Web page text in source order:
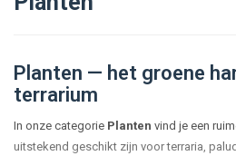
Planten — het groene
terrarium
In onze categorie Planten vind je een
uitstekend geschikt zijn voor terraria,